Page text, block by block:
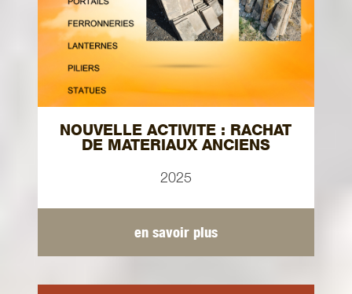
NOUVELLE ACTIVITE : RACHAT
DE MATERIAUX ANCIENS
2025
en savoir plus